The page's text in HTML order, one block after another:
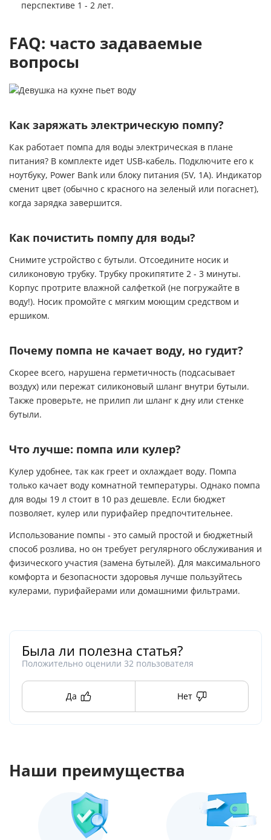
перспективе 1 - 2 лет.
FAQ: часто задаваемые
вопросы
Как заряжать электрическую помпу?
Как работает помпа для воды электрическая в плане
питания? В комплекте идет USB-кабель. Подключите его к
ноутбуку, Power Bank или блоку питания (5V, 1A). Индикатор
сменит цвет (обычно с красного на зеленый или погаснет),
когда зарядка завершится.
Как почистить помпу для воды?
Снимите устройство с бутыли. Отсоедините носик и
силиконовую трубку. Трубку прокипятите 2 - 3 минуты.
Корпус протрите влажной салфеткой (не погружайте в
воду!). Носик промойте с мягким моющим средством и
ершиком.
Почему помпа не качает воду, но гудит?
Скорее всего, нарушена герметичность (подсасывает
воздух) или пережат силиконовый шланг внутри бутыли.
Также проверьте, не прилип ли шланг к дну или стенке
бутыли.
Что лучше: помпа или кулер?
Кулер удобнее, так как греет и охлаждает воду. Помпа
только качает воду комнатной температуры. Однако помпа
для воды 19 л стоит в 10 раз дешевле. Если бюджет
позволяет, кулер или пурифайер предпочтительнее.
Использование помпы - это самый простой и бюджетный
способ розлива, но он требует регулярного обслуживания и
физического участия (замена бутылей). Для максимального
комфорта и безопасности здоровья лучше пользуйтесь
кулерами, пурифайерами или домашними фильтрами.
Была ли полезна статья?
Положительно оценили 32 пользователя
Да Нет
Наши преимущества